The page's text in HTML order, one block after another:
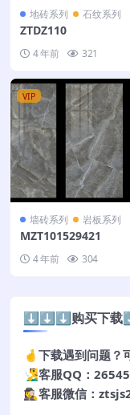
地砖系列 石纹系列
ZTDZ110
4 年前 321
VIP
墙砖系列 岩板系列
MZT101529421
4 年前 304
⬇️⬇️⬇️购买下
🤞下载遇到问题？
🧏‍♂️客服QQ：
🕵️‍♀️客服微信：